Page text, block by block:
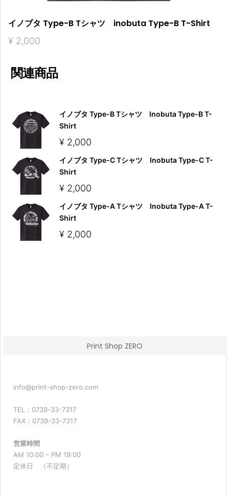
イノブタ Type-B Tシャツ inobuta Type-B T-Shirt
¥ 2,000
関連商品
イノブタ Type-B Tシャツ Inobuta Type-B T-
Shirt
¥ 2,000
イノブタ Type-C Tシャツ Inobuta Type-C T-
Shirt
¥ 2,000
イノブタ Type-A Tシャツ Inobuta Type-A T-
Shirt
¥ 2,000
Print Shop ZERO
info@print-shop-zero.com
TEL：0739-33-7317
FAX：0739-33-7317
営業時間
AM 10:00 – PM 19:00
定休日 （不定期）